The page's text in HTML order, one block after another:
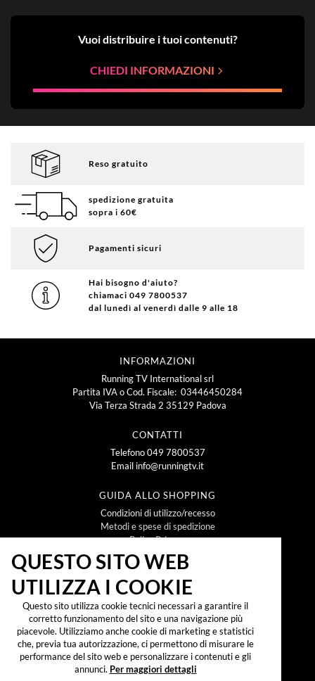
Vuoi distribuire i tuoi contenuti?
CHIEDI INFORMAZIONI
Reso gratuito
spedizione gratuita
sopra i 60€
Pagamenti sicuri
Hai bisogno d'aiuto?
chiamaci 049 7800537
dal lunedì al venerdì dalle 9 alle 18
INFORMAZIONI
Running TV International srl
Partita IVA o Cod. Fiscale: 03446450284
Via Terza Strada 2 35129 Padova
CONTATTI
Telefono049 7800537
Email info@runningtv.it
GUIDA ALLO SHOPPING
Condizioni di utilizzo/recesso
Metodi e spese di spedizione
Policy Privacy
Policy Cookie
NEWSLETTER
Iscrivendomi alla newsletter dichiaro di aver preso
visione dell'
informativa sul trattamento dei dati
personali secondo il reg. UE 2016/679 ("GDPR")
accetto di ricevere promozioni, offerte e
QUESTO SITO WEB
UTILIZZA I COOKIE
Questo sito utilizza cookie tecnici necessari a garantire il
corretto funzionamento del sito e una navigazione più
piacevole. Utilizziamo anche cookie di marketing e statistici
che, previa tua autorizzazione, ci permettono di misurare le
performance del sito web e personalizzare i contenuti e gli
annunci. Per maggiori dettagli